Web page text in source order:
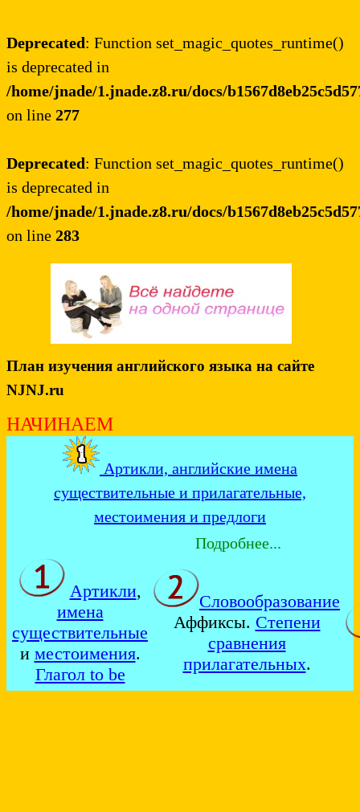
Deprecated: Function set_magic_quotes_runtime()
is deprecated in
/home/jnade/1.jnade.z8.ru/docs/
on line 277
Deprecated: Function set_magic_quotes_runtime()
is deprecated in
/home/jnade/1.jnade.z8.ru/docs/
on line 283
План изучения английского языка на сайте
NJNJ.ru
НАЧИНАЕМ
Артикли, английские имена
существительные и прилагательные,
местоимения и предлоги
Подробнее...
Артикли,
имена
существительные
и местоимения.
Глагол to be
Словообразование
Аффиксы. Степени
сравнения
прилагательных.